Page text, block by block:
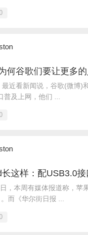
何谷歌们要让更多的
最近看新闻说，谷歌(微博)
及上网，他们 ...
这样：配USB3.0
，本周有媒体报道称，苹
而《华尔街日报 ...